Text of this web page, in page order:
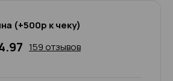
(+500р к чеку)
159 отзывов